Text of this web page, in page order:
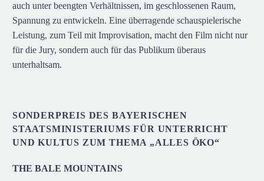
auch unter beengten Verhältnissen, im geschlossenen Raum,
Spannung zu entwickeln. Eine überragende schauspielerische
Leistung, zum Teil mit Improvisation, macht den Film nicht nur
für die Jury, sondern auch für das Publikum überaus
unterhaltsam.
SONDERPREIS DES BAYERISCHEN
STAATSMINISTERIUMS FÜR UNTERRICHT
UND KULTUS ZUM THEMA „ALLES ÖKO“
THE BALE MOUNTAINS